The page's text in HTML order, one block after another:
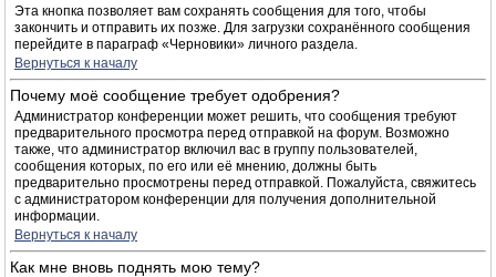
Эта кнопка позволяет вам сохранять сообщения для того, чтобы
закончить и отправить их позже. Для загрузки сохранённого сообщения
перейдите в параграф «Черновики» личного раздела.
Вернуться к началу
Почему моё сообщение требует одобрения?
Администратор конференции может решить, что сообщения требуют
предварительного просмотра перед отправкой на форум. Возможно
также, что администратор включил вас в группу пользователей,
сообщения которых, по его или её мнению, должны быть
предварительно просмотрены перед отправкой. Пожалуйста, свяжитесь
с администратором конференции для получения дополнительной
информации.
Вернуться к началу
Как мне вновь поднять мою тему?